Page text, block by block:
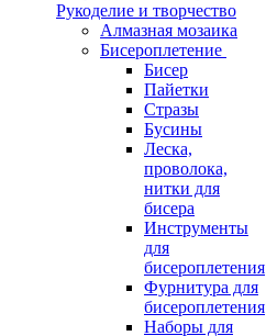
Рукоделие и творчество
Алмазная мозаика
Бисероплетение
Бисер
Пайетки
Стразы
Бусины
Леска,
проволока,
нитки для
бисера
Инструменты
для
бисероплетения
Фурнитура для
бисероплетения
Наборы для